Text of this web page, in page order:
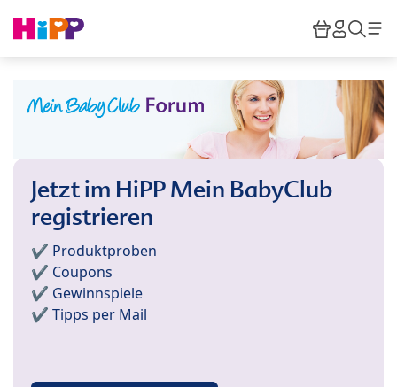
HiPP
Jetzt im HiPP Mein BabyClub
registrieren
✔️ Produktproben
✔️ Coupons
✔️ Gewinnspiele
✔️ Tipps per Mail